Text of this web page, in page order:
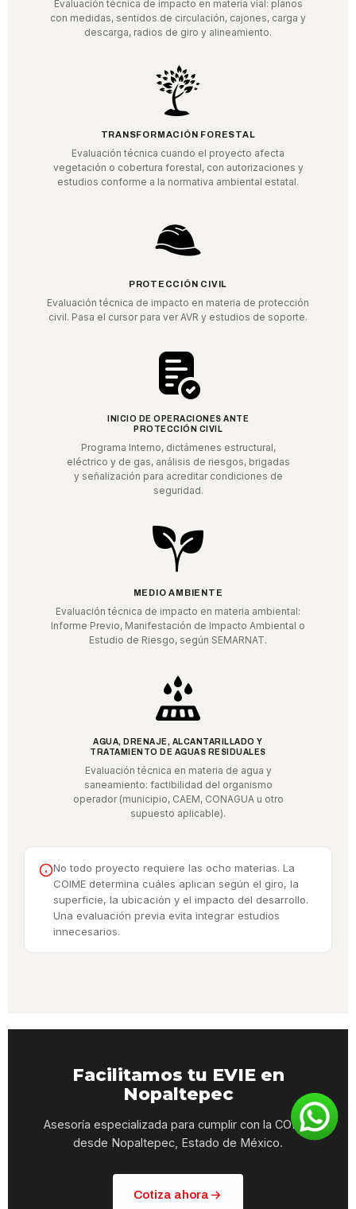
Evaluación técnica de impacto en materia vial: planos
con medidas, sentidos de circulación, cajones, carga y
descarga, radios de giro y alineamiento.
TRANSFORMACIÓN FORESTAL
Evaluación técnica cuando el proyecto afecta
vegetación o cobertura forestal, con autorizaciones y
estudios conforme a la normativa ambiental estatal.
PROTECCIÓN CIVIL
Evaluación técnica de impacto en materia de protección
civil. Pasa el cursor para ver AVR y estudios de soporte.
INICIO DE OPERACIONES ANTE
PROTECCIÓN CIVIL
Programa Interno, dictámenes estructural,
eléctrico y de gas, análisis de riesgos, brigadas
y señalización para acreditar condiciones de
seguridad.
MEDIO AMBIENTE
Evaluación técnica de impacto en materia ambiental:
Informe Previo, Manifestación de Impacto Ambiental o
Estudio de Riesgo, según SEMARNAT.
AGUA, DRENAJE, ALCANTARILLADO Y
TRATAMIENTO DE AGUAS RESIDUALES
Evaluación técnica en materia de agua y
saneamiento: factibilidad del organismo
operador (municipio, CAEM, CONAGUA u otro
supuesto aplicable).
No todo proyecto requiere las ocho materias. La
COIME determina cuáles aplican según el giro, la
superficie, la ubicación y el impacto del desarrollo.
Una evaluación previa evita integrar estudios
innecesarios.
Facilitamos tu EVIE en
Nopaltepec
Asesoría especializada para cumplir con la COIME
desde Nopaltepec, Estado de México.
Cotiza ahora